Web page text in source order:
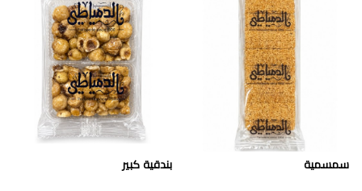
سمسمية بندقية كبير